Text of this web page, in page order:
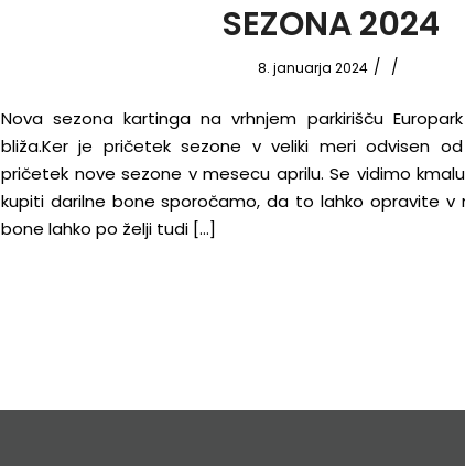
SEZONA 2024
8. januarja 2024 / /
Nova sezona kartinga na vrhnjem parkirišču
bliža.Ker je pričetek sezone v veliki meri odvisen
pričetek nove sezone v mesecu aprilu. Se vidimo
kupiti darilne bone sporočamo, da to lahko opravite v
bone lahko po želji tudi […]